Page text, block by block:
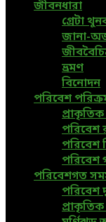
জীবনধারা
গ্রেটা
জানা-
ভ্রমণ
বিনোদন
পরিবেশ
পরিবেশ
পরিবেশ
পরিবেশ
পরিবেশগত
পরিবেশ
প্রাকৃতিক